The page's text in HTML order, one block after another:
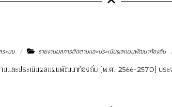
ะบบ รายงานผลการติดตามและประเมินผลแผนพัฒนาท้องถิ่น
ามและประเมินผลแผนพัฒนาท้องถิ่น (พ.ศ. 2566-2570) ปร